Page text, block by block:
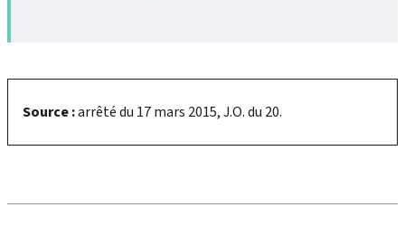
Source :arrêté du 17 mars 2015, J.O. du 20.